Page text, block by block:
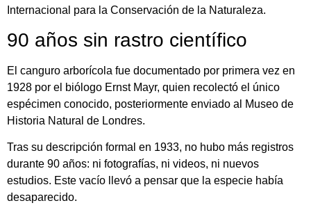
Internacional para la Conservación de la Naturaleza.
90 años sin rastro científico
El canguro arborícola fue documentado por primera vez en
1928 por el biólogo Ernst Mayr, quien recolectó el único
espécimen conocido, posteriormente enviado al Museo de
Historia Natural de Londres.
Tras su descripción formal en 1933, no hubo más registros
durante 90 años: ni fotografías, ni videos, ni nuevos
estudios. Este vacío llevó a pensar que la especie había
desaparecido.